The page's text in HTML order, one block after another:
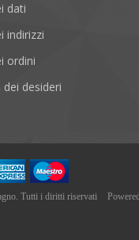
dati
indirizzi
ordini
dei desideri
Tutti i diritti riservati